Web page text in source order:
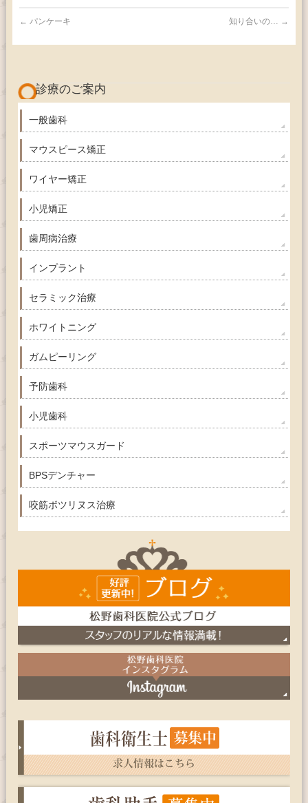
← パンケーキ 知り合いの… →
診療のご案内
一般歯科
マウスピース矯正
ワイヤー矯正
小児矯正
歯周病治療
インプラント
セラミック治療
ホワイトニング
ガムピーリング
予防歯科
小児歯科
スポーツマウスガード
BPSデンチャー
咬筋ボツリヌス治療